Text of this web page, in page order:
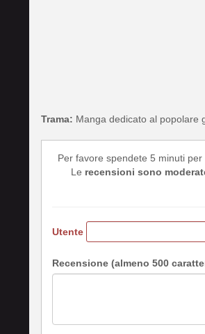
Trama: Manga dedicato al popolare
Per favore spendete 5 minuti
Le recensioni sono
Utente
Recensione (almeno 500